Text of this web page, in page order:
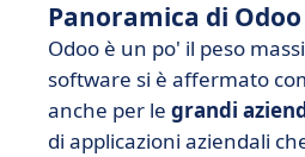
Panoramica di Odoo
Odoo è un po' il peso
software si è affermato
anche per le grandi
di applicazioni aziendali